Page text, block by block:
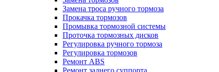
Замена троса ручного тормоза
Прокачка тормозов
Промывка тормозной системы
Проточка тормозных дисков
Регулировка ручного тормоза
Регулировка тормозов
Ремонт ABS
Ремонт заднего суппорта